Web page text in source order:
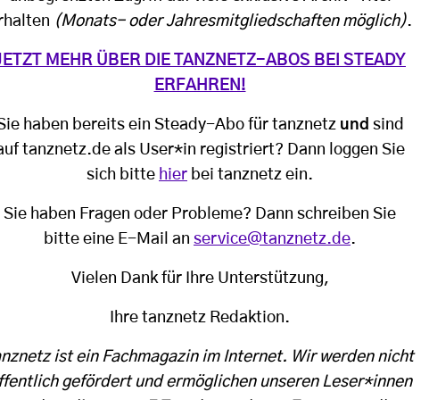
(Monats- oder Jahresmitgliedschaften möglich).
MEHR ÜBER DIE TANZNETZ-ABOS BEI STEADY
ERFAHREN!
haben bereits ein Steady-Abo für tanznetz und sind
tanznetz.de als User*in registriert? Dann loggen Sie
sich bitte hier bei tanznetz ein.
Sie haben Fragen oder Probleme? Dann schreiben Sie
bitte eine E-Mail an service@tanznetz.de.
Vielen Dank für Ihre Unterstützung,
Ihre tanznetz Redaktion.
ist ein Fachmagazin im Internet. Wir werden nicht
gefördert und ermöglichen unseren Leser*innen